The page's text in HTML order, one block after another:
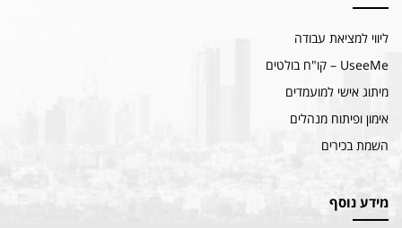
ליווי למציאת עבודה
UseeMe – קו"ח בולטים
מיתוג אישי למועמדים
אימון ופיתוח מנהלים
השמת בכירים
מידע נוסף